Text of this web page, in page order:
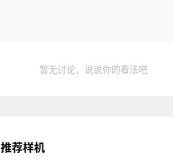
暂无讨论，说说你的看法吧
推荐样机